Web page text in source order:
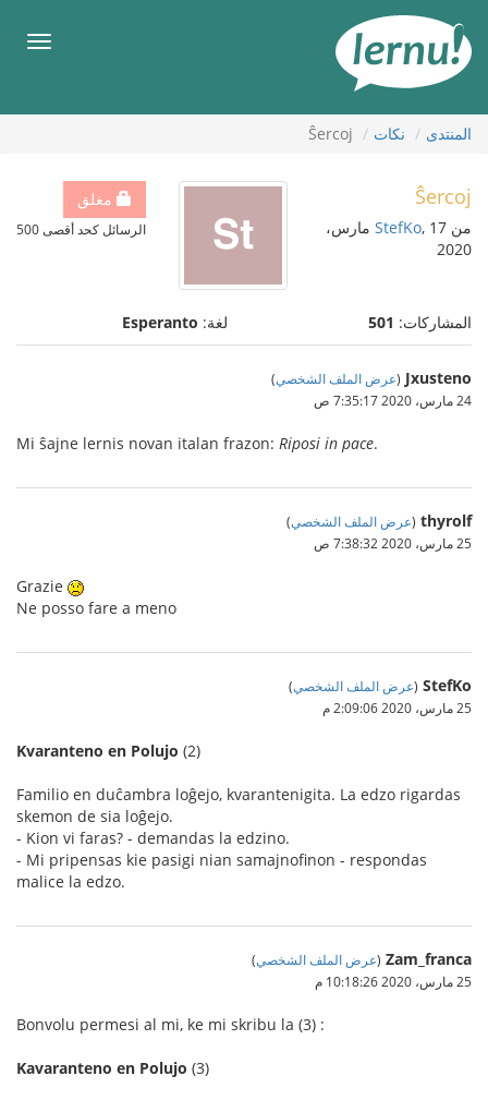
المحتويات
قائمة
المنتدى نكات Ŝercoj
مغلق
الرسائل كحد أقصى 500
Ŝercoj
من StefKo , 17 مارس،
2020
المشاركات: 501 لغة: Esperanto
Jxusteno
(عرض الملف الشخصي)
24 مارس، 2020 7:35:17 ص
Mi ŝajne lernis novan italan frazon: Riposi in pace.
thyrolf
(عرض الملف الشخصي)
25 مارس، 2020 7:38:32 ص
Grazie
Ne posso fare a meno
StefKo
(عرض الملف الشخصي)
25 مارس، 2020 2:09:06 م
Kvaranteno en Polujo (2)
Familio en duĉambra loĝejo, kvarantenigita. La edzo rigardas
skemon de sia loĝejo.
- Kion vi faras? - demandas la edzino.
- Mi pripensas kie pasigi nian samajnofinon - respondas
malice la edzo.
Zam_franca
(عرض الملف الشخصي)
25 مارس، 2020 10:18:26 م
Bonvolu permesi al mi, ke mi skribu la (3) :
Kavaranteno en Polujo (3)